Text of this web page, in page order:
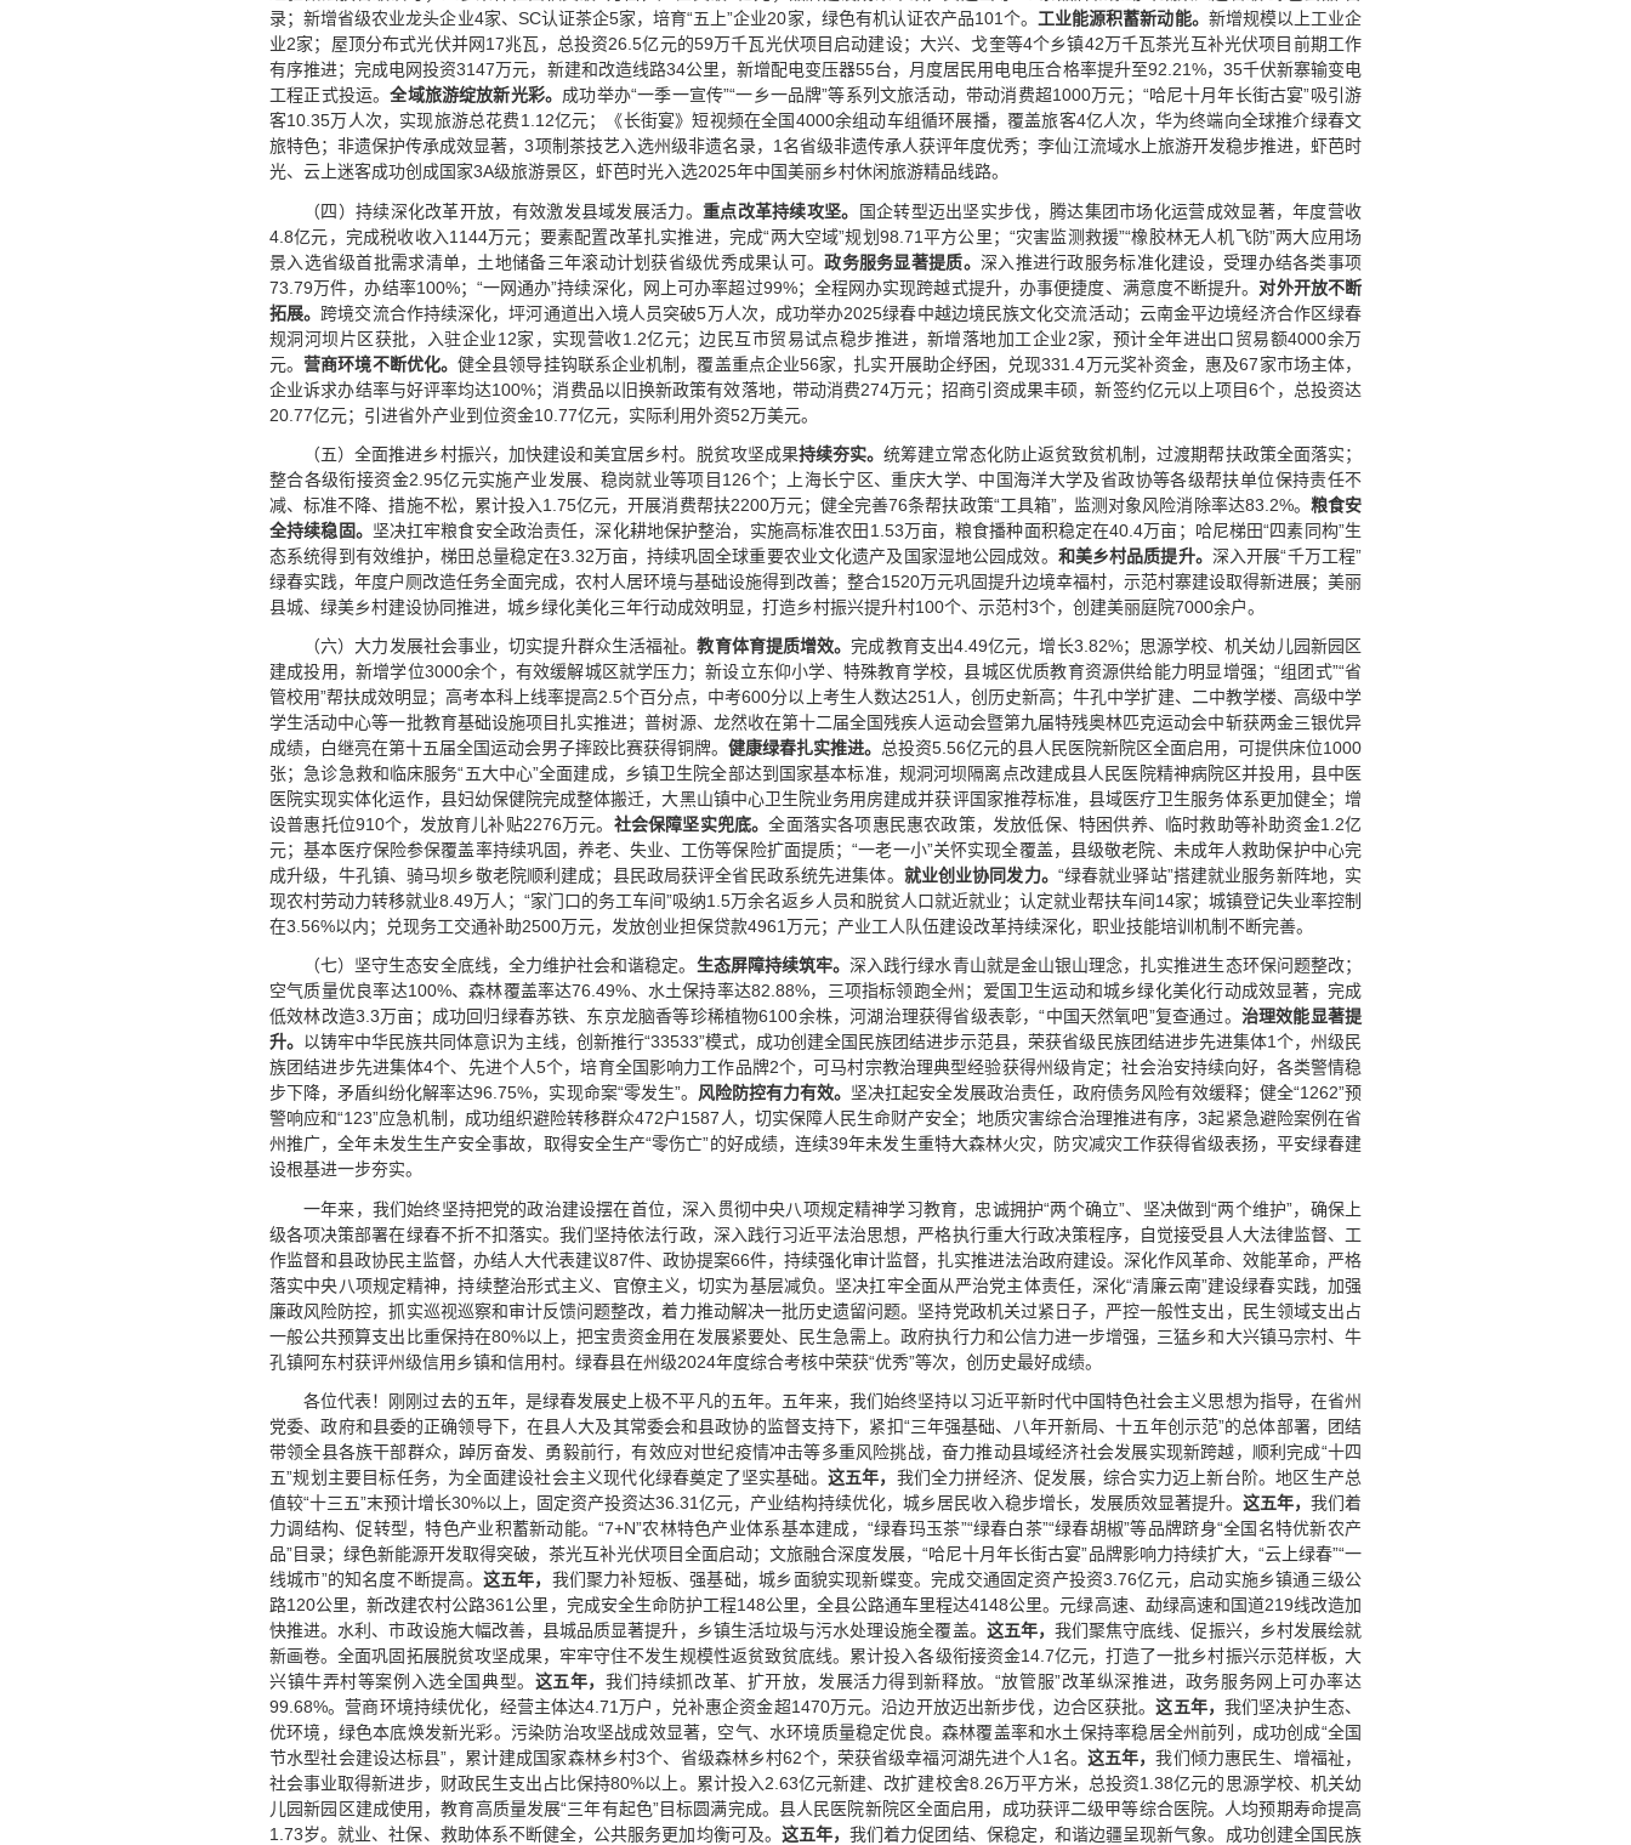
录；新增省级农业龙头企业4家、SC认证茶企5家，培育“五上”企业20家，绿色有机认证农产品101个。工业能源积蓄新动能。 新增规模以上工业企
业2家；屋顶分布式光伏并网17兆瓦，总投资26.5亿元的59万千瓦光伏项目启动建设；大兴、戈奎等4个乡镇42万千瓦茶光互补光伏项目前期工作
有序推进；完成电网投资3147万元，新建和改造线路34公里，新增配电变压器55台，月度居民用电电压合格率提升至92.21%，35千伏新寨输变电
工程正式投运。全域旅游绽放新光彩。 成功举办“一季一宣传”“一乡一品牌”等系列文旅活动，带动消费超1000万元；“哈尼十月年长街古宴”吸引游
客10.35万人次，实现旅游总花费1.12亿元；《长街宴》短视频在全国4000余组动车组循环展播，覆盖旅客4亿人次，华为终端向全球推介绿春文
旅特色；非遗保护传承成效显著，3项制茶技艺入选州级非遗名录，1名省级非遗传承人获评年度优秀；李仙江流域水上旅游开发稳步推进，虾芭时
光、云上迷客成功创成国家3A级旅游景区，虾芭时光入选2025年中国美丽乡村休闲旅游精品线路。
（四）持续深化改革开放，有效激发县域发展活力。 重点改革持续攻坚。 国企转型迈出坚实步伐，腾达集团市场化运营成效显著，年度营收
4.8亿元，完成税收收入1144万元；要素配置改革扎实推进，完成“两大空域”规划98.71平方公里；“灾害监测救援”“橡胶林无人机飞防”两大应用场
景入选省级首批需求清单，土地储备三年滚动计划获省级优秀成果认可。政务服务显著提质。 深入推进行政服务标准化建设，受理办结各类事项
73.79万件，办结率100%；“一网通办”持续深化，网上可办率超过99%；全程网办实现跨越式提升，办事便捷度、满意度不断提升。 对外开放不断
拓展。 跨境交流合作持续深化，坪河通道出入境人员突破5万人次，成功举办2025绿春中越边境民族文化交流活动；云南金平边境经济合作区绿春
规洞河坝片区获批，入驻企业12家，实现营收1.2亿元；边民互市贸易试点稳步推进，新增落地加工企业2家，预计全年进出口贸易额4000余万
元。营商环境不断优化。健全县领导挂钩联系企业机制，覆盖重点企业56家，扎实开展助企纾困，兑现331.4万元奖补资金，惠及67家市场主体，
企业诉求办结率与好评率均达100%；消费品以旧换新政策有效落地，带动消费274万元；招商引资成果丰硕，新签约亿元以上项目6个，总投资达
20.77亿元；引进省外产业到位资金10.77亿元，实际利用外资52万美元。
（五）全面推进乡村振兴，加快建设和美宜居乡村。脱贫攻坚成果持续夯实。统筹建立常态化防止返贫致贫机制，过渡期帮扶政策全面落实；
整合各级衔接资金2.95亿元实施产业发展、稳岗就业等项目126个；上海长宁区、重庆大学、中国海洋大学及省政协等各级帮扶单位保持责任不
减、标准不降、措施不松，累计投入1.75亿元，开展消费帮扶2200万元；健全完善76条帮扶政策“工具箱”，监测对象风险消除率达83.2%。 粮食安
全持续稳固。 坚决扛牢粮食安全政治责任，深化耕地保护整治，实施高标准农田1.53万亩，粮食播种面积稳定在40.4万亩；哈尼梯田“四素同构”生
态系统得到有效维护，梯田总量稳定在3.32万亩，持续巩固全球重要农业文化遗产及国家湿地公园成效。 和美乡村品质提升。 深入开展“千万工程”
绿春实践，年度户厕改造任务全面完成，农村人居环境与基础设施得到改善；整合1520万元巩固提升边境幸福村，示范村寨建设取得新进展；美丽
县城、绿美乡村建设协同推进，城乡绿化美化三年行动成效明显，打造乡村振兴提升村100个、示范村3个，创建美丽庭院7000余户。
（六）大力发展社会事业，切实提升群众生活福祉。教育体育提质增效。完成教育支出4.49亿元，增长3.82%；思源学校、机关幼儿园新园区
建成投用，新增学位3000余个，有效缓解城区就学压力；新设立东仰小学、特殊教育学校，县城区优质教育资源供给能力明显增强；“组团式”“省
管校用”帮扶成效明显；高考本科上线率提高2.5个百分点，中考600分以上考生人数达251人，创历史新高；牛孔中学扩建、二中教学楼、高级中学
学生活动中心等一批教育基础设施项目扎实推进；普树源、龙然收在第十二届全国残疾人运动会暨第九届特残奥林匹克运动会中斩获两金三银优异
成绩，白继亮在第十五届全国运动会男子摔跤比赛获得铜牌。 健康绿春扎实推进。 总投资5.56亿元的县人民医院新院区全面启用，可提供床位1000
张；急诊急救和临床服务“五大中心”全面建成，乡镇卫生院全部达到国家基本标准，规洞河坝隔离点改建成县人民医院精神病院区并投用，县中医
医院实现实体化运作，县妇幼保健院完成整体搬迁，大黑山镇中心卫生院业务用房建成并获评国家推荐标准，县域医疗卫生服务体系更加健全；增
设普惠托位910个，发放育儿补贴2276万元。 社会保障坚实兜底。全面落实各项惠民惠农政策，发放低保、特困供养、临时救助等补助资金1.2亿
元；基本医疗保险参保覆盖率持续巩固，养老、失业、工伤等保险扩面提质；“一老一小”关怀实现全覆盖，县级敬老院、未成年人救助保护中心完
成升级，牛孔镇、骑马坝乡敬老院顺利建成；县民政局获评全省民政系统先进集体。 就业创业协同发力。 “绿春就业驿站”搭建就业服务新阵地，实
现农村劳动力转移就业8.49万人；“家门口的务工车间”吸纳1.5万余名返乡人员和脱贫人口就近就业；认定就业帮扶车间14家；城镇登记失业率控制
在3.56%以内；兑现务工交通补助2500万元，发放创业担保贷款4961万元；产业工人队伍建设改革持续深化，职业技能培训机制不断完善。
（七）坚守生态安全底线，全力维护社会和谐稳定。 生态屏障持续筑牢。深入践行绿水青山就是金山银山理念，扎实推进生态环保问题整改；
空气质量优良率达100%、森林覆盖率达76.49%、水土保持率达82.88%，三项指标领跑全州；爱国卫生运动和城乡绿化美化行动成效显著，完成
低效林改造3.3万亩；成功回归绿春苏铁、东京龙脑香等珍稀植物6100余株，河湖治理获得省级表彰，“中国天然氧吧”复查通过。 治理效能显著提
升。 以铸牢中华民族共同体意识为主线，创新推行“33533”模式，成功创建全国民族团结进步示范县，荣获省级民族团结进步先进集体1个，州级民
族团结进步先进集体4个、先进个人5个，培育全国影响力工作品牌2个，可马村宗教治理典型经验获得州级肯定；社会治安持续向好，各类警情稳
步下降，矛盾纠纷化解率达96.75%，实现命案“零发生”。 风险防控有力有效。 坚决扛起安全发展政治责任，政府债务风险有效缓释；健全“1262”预
警响应和“123”应急机制，成功组织避险转移群众472户1587人，切实保障人民生命财产安全；地质灾害综合治理推进有序，3起紧急避险案例在省
州推广，全年未发生生产安全事故，取得安全生产“零伤亡”的好成绩，连续39年未发生重特大森林火灾，防灾减灾工作获得省级表扬，平安绿春建
设根基进一步夯实。
一年来，我们始终坚持把党的政治建设摆在首位，深入贯彻中央八项规定精神学习教育，忠诚拥护“两个确立”、坚决做到“两个维护”，确保上
级各项决策部署在绿春不折不扣落实。我们坚持依法行政，深入践行习近平法治思想，严格执行重大行政决策程序，自觉接受县人大法律监督、工
作监督和县政协民主监督，办结人大代表建议87件、政协提案66件，持续强化审计监督，扎实推进法治政府建设。深化作风革命、效能革命，严格
落实中央八项规定精神，持续整治形式主义、官僚主义，切实为基层减负。坚决扛牢全面从严治党主体责任，深化“清廉云南”建设绿春实践，加强
廉政风险防控，抓实巡视巡察和审计反馈问题整改，着力推动解决一批历史遗留问题。坚持党政机关过紧日子，严控一般性支出，民生领域支出占
一般公共预算支出比重保持在80%以上，把宝贵资金用在发展紧要处、民生急需上。政府执行力和公信力进一步增强，三猛乡和大兴镇马宗村、牛
孔镇阿东村获评州级信用乡镇和信用村。绿春县在州级2024年度综合考核中荣获“优秀”等次，创历史最好成绩。
各位代表！刚刚过去的五年，是绿春发展史上极不平凡的五年。五年来，我们始终坚持以习近平新时代中国特色社会主义思想为指导，在省州
党委、政府和县委的正确领导下，在县人大及其常委会和县政协的监督支持下，紧扣“三年强基础、八年开新局、十五年创示范”的总体部署，团结
带领全县各族干部群众，踔厉奋发、勇毅前行，有效应对世纪疫情冲击等多重风险挑战，奋力推动县域经济社会发展实现新跨越，顺利完成“十四
五”规划主要目标任务，为全面建设社会主义现代化绿春奠定了坚实基础。 这五年， 我们全力拼经济、促发展，综合实力迈上新台阶。地区生产总
值较“十三五”末预计增长30%以上，固定资产投资达36.31亿元，产业结构持续优化，城乡居民收入稳步增长，发展质效显著提升。 这五年， 我们着
力调结构、促转型，特色产业积蓄新动能。“7+N”农林特色产业体系基本建成，“绿春玛玉茶”“绿春白茶”“绿春胡椒”等品牌跻身“全国名特优新农产
品”目录；绿色新能源开发取得突破，茶光互补光伏项目全面启动；文旅融合深度发展，“哈尼十月年长街古宴”品牌影响力持续扩大，“云上绿春”“一
线城市”的知名度不断提高。 这五年， 我们聚力补短板、强基础，城乡面貌实现新蝶变。完成交通固定资产投资3.76亿元，启动实施乡镇通三级公
路120公里，新改建农村公路361公里，完成安全生命防护工程148公里，全县公路通车里程达4148公里。元绿高速、勐绿高速和国道219线改造加
快推进。水利、市政设施大幅改善，县城品质显著提升，乡镇生活垃圾与污水处理设施全覆盖。 这五年， 我们聚焦守底线、促振兴，乡村发展绘就
新画卷。全面巩固拓展脱贫攻坚成果，牢牢守住不发生规模性返贫致贫底线。累计投入各级衔接资金14.7亿元，打造了一批乡村振兴示范样板，大
兴镇牛弄村等案例入选全国典型。 这五年，我们持续抓改革、扩开放，发展活力得到新释放。“放管服”改革纵深推进，政务服务网上可办率达
99.68%。营商环境持续优化，经营主体达4.71万户，兑补惠企资金超1470万元。沿边开放迈出新步伐，边合区获批。这五年，我们坚决护生态、
优环境，绿色本底焕发新光彩。污染防治攻坚战成效显著，空气、水环境质量稳定优良。森林覆盖率和水土保持率稳居全州前列，成功创成“全国
节水型社会建设达标县”，累计建成国家森林乡村3个、省级森林乡村62个，荣获省级幸福河湖先进个人1名。 这五年，我们倾力惠民生、增福祉，
社会事业取得新进步，财政民生支出占比保持80%以上。累计投入2.63亿元新建、改扩建校舍8.26万平方米，总投资1.38亿元的思源学校、机关幼
儿园新园区建成使用，教育高质量发展“三年有起色”目标圆满完成。县人民医院新院区全面启用，成功获评二级甲等综合医院。人均预期寿命提高
1.73岁。就业、社保、救助体系不断健全，公共服务更加均衡可及。 这五年，我们着力促团结、保稳定，和谐边疆呈现新气象。成功创建全国民族